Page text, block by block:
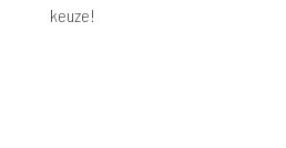
keuze!